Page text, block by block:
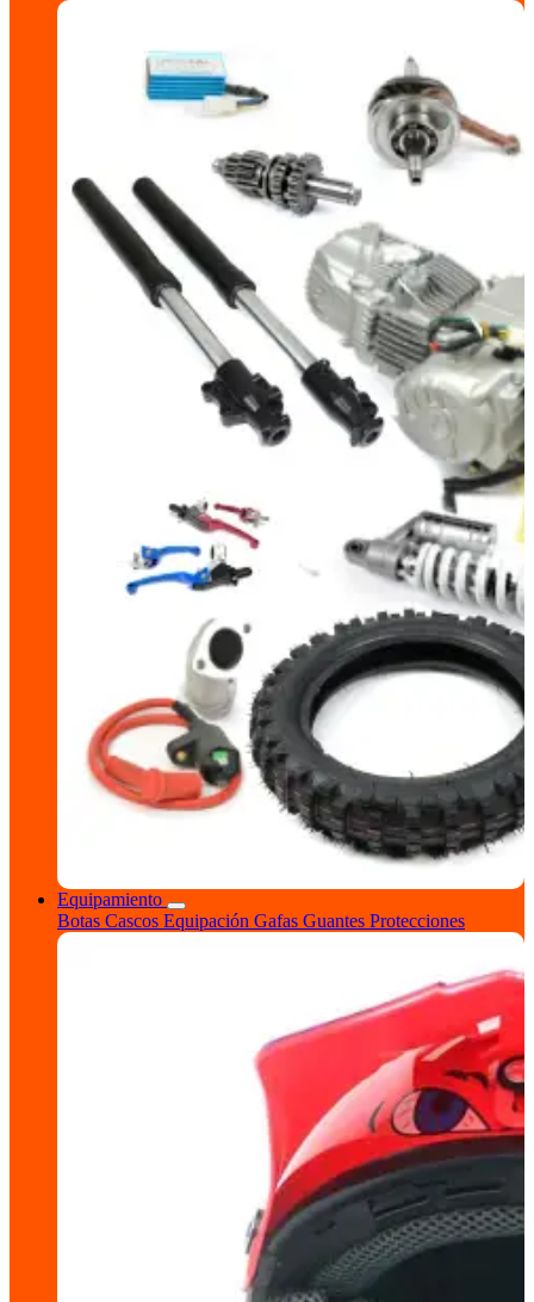
Equipamiento
Botas Cascos Equipación Gafas Guantes Protecciones